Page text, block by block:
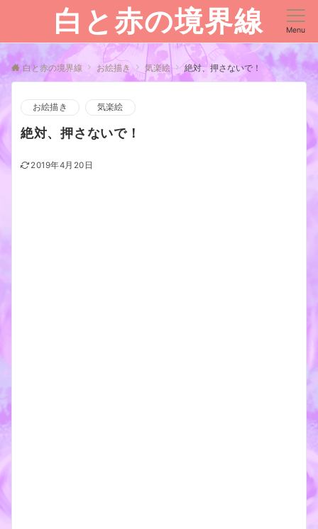
白と赤の境界線 Menu
白と赤の境界線 お絵描き 気楽絵 絶対、押さないで！
お絵描き 気楽絵
絶対、押さないで！
2019年4月20日